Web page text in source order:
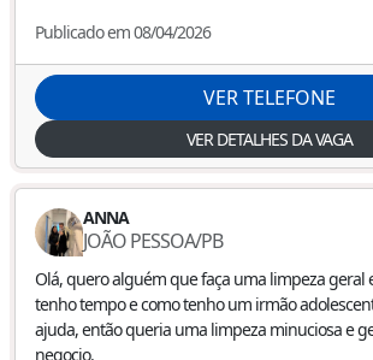
Publicado em 08/04/2026
VER TELEFONE
VER DETALHES DA VAGA
ANNA
JOÃO PESSOA/PB
Olá, quero alguém que faça uma limpeza geral
tenho tempo e como tenho um irmão
ajuda, então queria uma limpeza minuciosa e
negocio.